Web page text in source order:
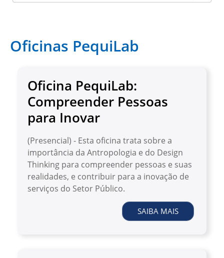
Oficinas PequiLab
Oficina PequiLab:
Compreender Pessoas
para Inovar
(Presencial) - Esta oficina trata sobre a
importância da Antropologia e do Design
Thinking para compreender pessoas e suas
realidades, e contribuir para a inovação de
serviços do Setor Público.
SAIBA MAIS